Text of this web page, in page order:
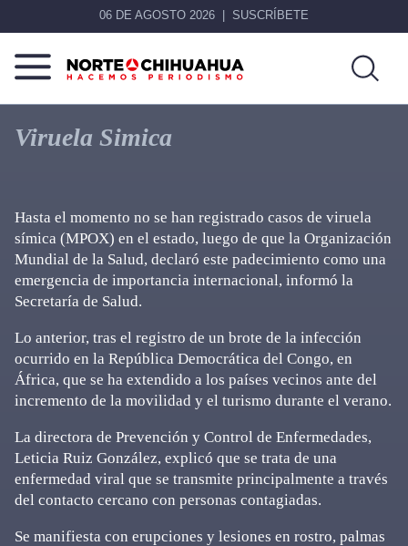
06 DE AGOSTO 2026 SUSCRÍBETE
Norte
De
Chihuahua
Más
que
noticias,
Viruela Simica
Hasta el momento no se han registrado casos de viruela
símica (MPOX) en el estado, luego de que la Organización
Mundial de la Salud, declaró este padecimiento como una
emergencia de importancia internacional, informó la
Secretaría de Salud.
Lo anterior, tras el registro de un brote de la infección
ocurrido en la República Democrática del Congo, en
África, que se ha extendido a los países vecinos ante del
incremento de la movilidad y el turismo durante el verano.
La directora de Prevención y Control de Enfermedades,
Leticia Ruiz González, explicó que se trata de una
enfermedad viral que se transmite principalmente a través
del contacto cercano con personas contagiadas.
Se manifiesta con erupciones y lesiones en rostro, palmas